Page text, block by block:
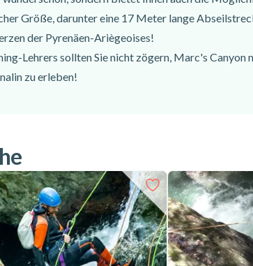
Größe, darunter eine 17 Meter lange
der Pyrenäen-Ariègeoises!
Lehrers sollten Sie nicht zögern, Marc's Canyon
zu erleben!